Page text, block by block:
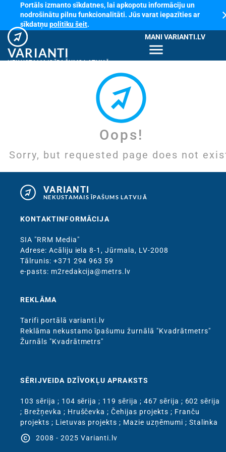
Portāls izmanto sīkdatnes, lai apkopotu informāciju un
nodrošinātu pilnu funkcionalitāti. Jūs varat iepazīties ar
sīkdatņupolitiku šeit.
VARIANTI
NEKUSTAMAIS ĪPAŠUMS LATVIJĀ
MANI VARIANTI.LV
menu
Oops!
Sorry, but requested page does not
VARIANTI
NEKUSTAMAIS ĪPAŠUMS LATVIJĀ
KONTAKTINFORMĀCIJA
SIA "RRM Media"
Adrese: Acāliju iela 8-1, Jūrmala, LV-2008
Тālrunis: +371 294 963 59
e-pasts: m2redakcija@metrs.lv
REKLĀMA
Tarifi portālā varianti.lv
Reklāma nekustamo īpašumu žurnālā "Kvadrātmetrs"
Žurnāls "Kvadrātmetrs"
SĒRIJVEIDA DZĪVOKĻU APRAKSTS
103 sērija ; 104 sērija ; 119 sērija ; 467 sērija ; 602 sērija
; Brežņevka ; Hruščevka ;Čehijas projekts ; Franču
projekts ; Lietuvas projekts ; Mazie uzņēmumi ; Stalinka
copyright 2008 - 2025 Varianti.lv